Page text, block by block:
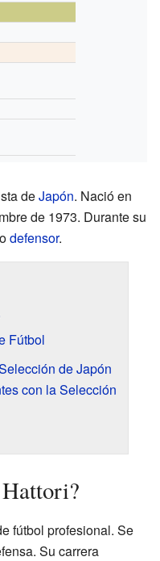
deJapón. Nació en
de 1973. Durante su
defensor.
Fútbol
de Japón
con la Selección
fútbol profesional. Se
Su carrera